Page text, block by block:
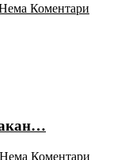
Коментари
Нема Коментари